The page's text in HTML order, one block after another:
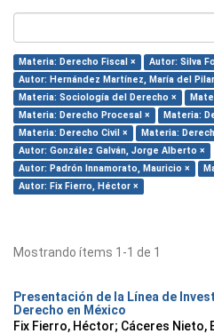
Materia: Derecho Fiscal ×
Autor: Silva
Autor: Hernández Martínez, María del
Materia: Sociología del Derecho ×
Materia: Derecho Procesal ×
Materia:
Materia: Derecho Civil ×
Materia:
Autor: González Galván, Jorge Alberto ×
Autor: Padrón Innamorato, Mauricio ×
Autor: Fix Fierro, Héctor ×
Mostrando ítems 1-1 de 1
Presentación de la Línea de
Derecho en México
Fix Fierro, Héctor; Cáceres Nieto,